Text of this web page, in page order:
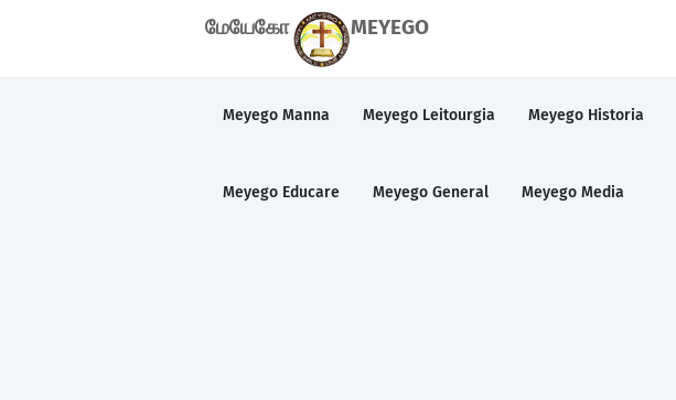
மேயேகோ MEYEGO
Meyego Manna Meyego Leitourgia Meyego Historia
Meyego Educare Meyego General Meyego Media